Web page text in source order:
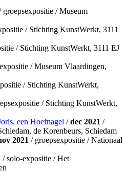
groepsexpositie / Museum
/ Stichting KunstWerkt, 3111
/ Stichting KunstWerkt, 3111 EJ
/ Museum Vlaardingen,
/ Stichting KunstWerkt,
/ Stichting KunstWerkt,
een Hoefnagel /dec 2021 /
de Korenbeurs, Schiedam
2021 / groepsexpositie / Nationaal
/ solo-expositie / Het